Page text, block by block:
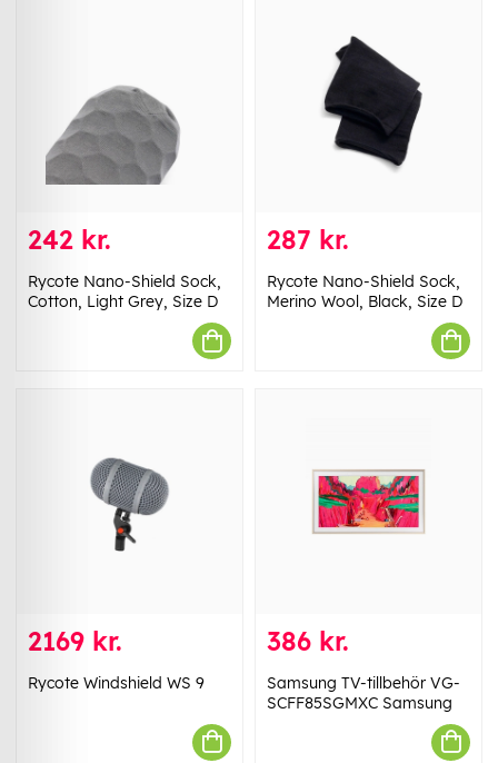
242 kr.
Rycote Nano-Shield Sock,
Cotton, Light Grey, Size D
287 kr.
Rycote Nano-Shield Sock,
Merino Wool, Black, Size D
2169 kr.
Rycote Windshield WS 9
386 kr.
Samsung TV-tillbehör VG-
SCFF85SGMXC Samsung